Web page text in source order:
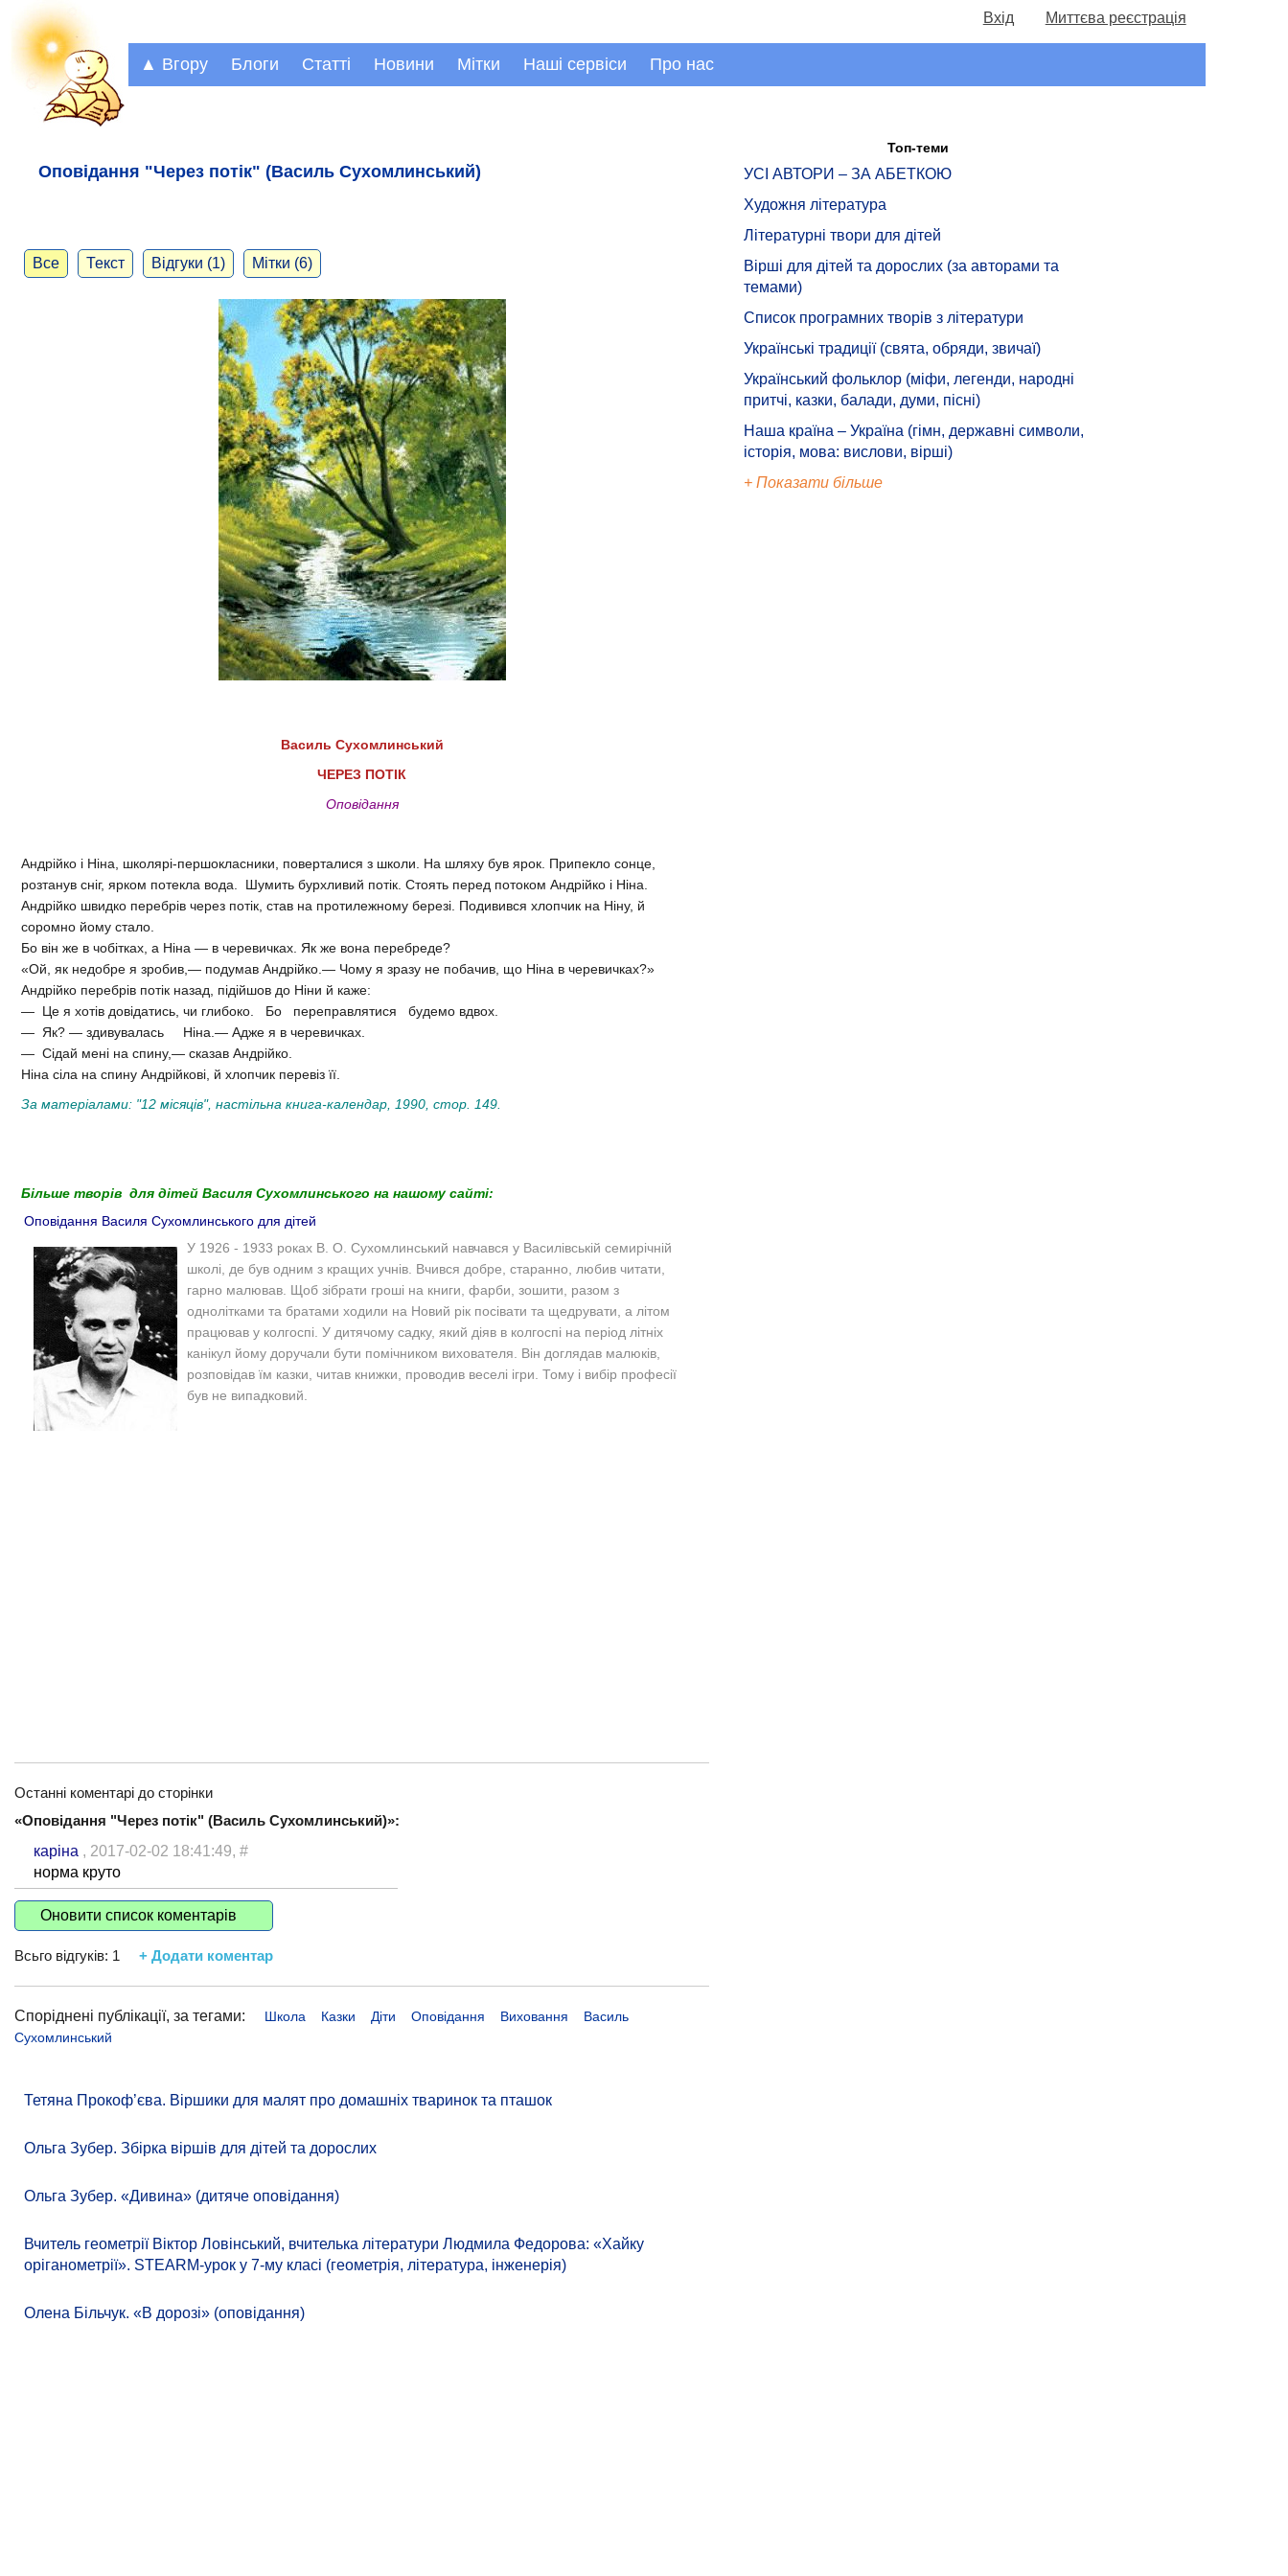
Вхід Миттєва реєстрація
▲ Вгору Блоги Статті Новини Мітки Наші сервіси Про нас
Оповідання "Через потік" (Василь Сухомлинський)
Все Текст Відгуки (1) Мітки (6)
Василь Сухомлинський
ЧЕРЕЗ ПОТІК
Оповідання
Андрійко і Ніна, школярі-першокласники, поверталися з школи. На шляху був ярок. Припекло сонце,
розтанув сніг, ярком потекла вода. Шумить бурхливий потік. Стоять перед потоком Андрійко і Ніна.
Андрійко швидко перебрів через потік, став на протилежному березі. Подивився хлопчик на Ніну, й
соромно йому стало.
Бо він же в чобітках, а Ніна — в черевичках. Як же вона перебреде?
«Ой, як недобре я зробив,— подумав Андрійко.— Чому я зразу не побачив, що Ніна в черевичках?»
Андрійко перебрів потік назад, підійшов до Ніни й каже:
— Це я хотів довідатись, чи глибоко. Бо переправлятися будемо вдвох.
— Як? — здивувалась Ніна.— Адже я в черевичках.
— Сідай мені на спину,— сказав Андрійко.
Ніна сіла на спину Андрійкові, й хлопчик перевіз її.
За матеріалами: "12 місяців", настільна книга-календар, 1990, стор. 149.
Більше творів для дітей Василя Сухомлинського на нашому сайті:
Оповідання Василя Сухомлинського для дітей
У 1926 - 1933 роках В. О. Сухомлинський навчався у Василівській семирічній
школі, де був одним з кращих учнів. Вчився добре, старанно, любив читати,
гарно малював. Щоб зібрати гроші на книги, фарби, зошити, разом з
однолітками та братами ходили на Новий рік посівати та щедрувати, а літом
працював у колгоспі. У дитячому садку, який діяв в колгоспі на період літніх
канікул йому доручали бути помічником вихователя. Він доглядав малюків,
розповідав їм казки, читав книжки, проводив веселі ігри. Тому і вибір професії
був не випадковий.
Останні коментарі до сторінки
«Оповідання "Через потік" (Василь Сухомлинський)»:
каріна , 2017-02-02 18:41:49, #
норма круто
Оновити список коментарів
Всьго відгуків: 1 + Додати коментар
Споріднені публікації, за тегами: Школа Казки Діти Оповідання Виховання
Василь
Сухомлинський
Тетяна Прокоф’єва. Віршики для малят про домашніх тваринок та пташок
Ольга Зубер. Збірка віршів для дітей та дорослих
Ольга Зубер. «Дивина» (дитяче оповідання)
Вчитель геометрії Віктор Ловінський, вчителька літератури Людмила Федорова: «Хайку
оріганометрії». STEARM-урок у 7-му класі (геометрія, література, інженерія)
Олена Більчук. «В дорозі» (оповідання)
Топ-теми
УСІ АВТОРИ – ЗА АБЕТКОЮ
Художня література
Літературні твори для дітей
Вірші для дітей та дорослих (за авторами та
темами)
Список програмних творів з літератури
Українські традиції (свята, обряди, звичаї)
Український фольклор (міфи, легенди, народні
притчі, казки, балади, думи, пісні)
Наша країна – Україна (гімн, державні символи,
історія, мова: вислови, вірші)
+ Показати більше